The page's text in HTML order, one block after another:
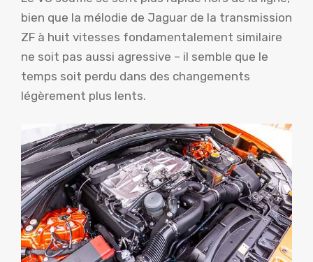
bien que la mélodie de Jaguar de la transmission
ZF à huit vitesses fondamentalement similaire
ne soit pas aussi agressive – il semble que le
temps soit perdu dans des changements
légèrement plus lents.